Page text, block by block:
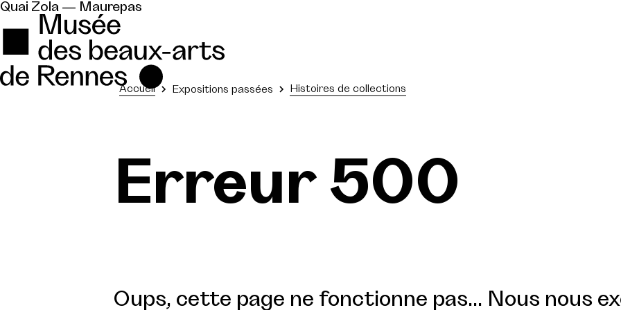
Quai Zola — Maurepas
Accueil Expositions passées Histoires de collections
Erreur 500
Oups, cette page ne fonctionne pas... Nous nous